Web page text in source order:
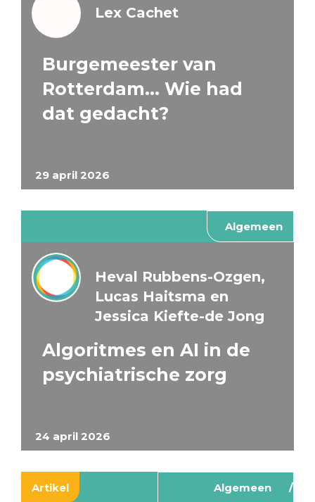
29 april 2026
Lex Cachet
Burgemeester van
Rotterdam… Wie had
dat gedacht?
Algemeen
24 april 2026
Heval Rubbens-Ozgen,
Lucas Haitsma en
Jessica Kiefte-de Jong
Algoritmes en AI in de
psychiatrische zorg
Artikel Algemeen